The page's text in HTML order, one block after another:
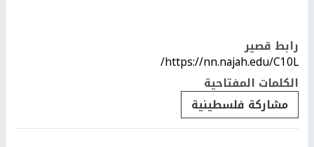
رابط قصير
https://nn.najah.edu/C10L/
الكلمات المفتاحية
مشاركة فلسطينية